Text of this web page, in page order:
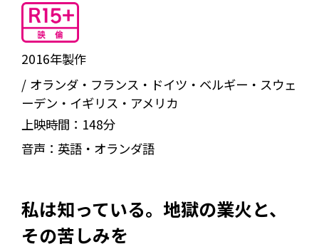
2016年製作
オランダ・フランス・ドイツ・ベルギー・スウェ
ーデン・イギリス・アメリカ
上映時間： 148分
音声： 英語・オランダ語
私は知っている。地獄の業火と、
その苦しみを――